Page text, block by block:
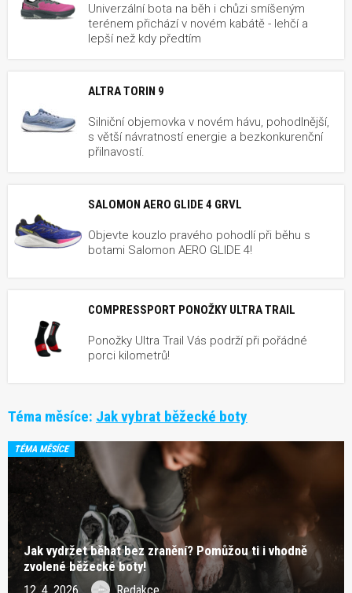
Univerzální bota na běh i chůzi smíšeným
terénem přichází v novém kabátě - lehčí a
lepší než kdy předtím
ALTRA TORIN 9
Silniční objemovka v novém hávu, pohodlnější,
s větší návratností energie a bezkonkurenční
přilnavostí.
SALOMON AERO GLIDE 4 GRVL
Objevte kouzlo pravého pohodlí při běhu s
botami Salomon AERO GLIDE 4!
COMPRESSPORT PONOŽKY ULTRA TRAIL
Ponožky Ultra Trail Vás podrží při pořádné
porci kilometrů!
Téma měsíce: Jak vybrat běžecké boty
TÉMA MĚSÍCE
Jak vydržet běhat bez zranění? Pomůžou ti i vhodně
zvolené běžecké boty!